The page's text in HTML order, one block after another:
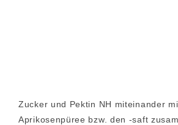
Zucker und Pektin NH miteinander
Aprikosenpüree bzw. den -saft